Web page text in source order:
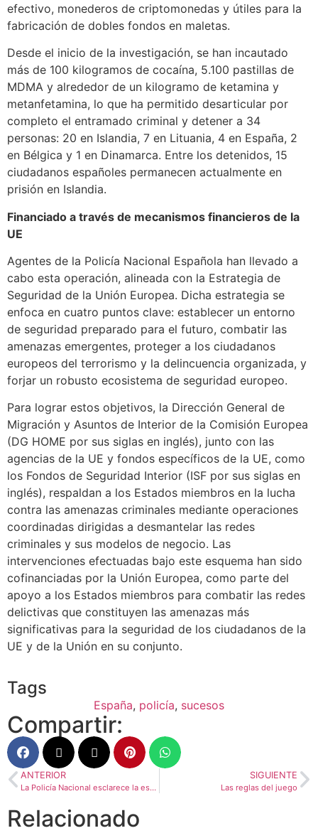
efectivo, monederos de criptomonedas y útiles para la
fabricación de dobles fondos en maletas.
Desde el inicio de la investigación, se han incautado
más de 100 kilogramos de cocaína, 5.100 pastillas de
MDMA y alrededor de un kilogramo de ketamina y
metanfetamina, lo que ha permitido desarticular por
completo el entramado criminal y detener a 34
personas: 20 en Islandia, 7 en Lituania, 4 en España, 2
en Bélgica y 1 en Dinamarca. Entre los detenidos, 15
ciudadanos españoles permanecen actualmente en
prisión en Islandia.
Financiado a través de mecanismos financieros de la
UE
Agentes de la Policía Nacional Española han llevado a
cabo esta operación, alineada con la Estrategia de
Seguridad de la Unión Europea. Dicha estrategia se
enfoca en cuatro puntos clave: establecer un entorno
de seguridad preparado para el futuro, combatir las
amenazas emergentes, proteger a los ciudadanos
europeos del terrorismo y la delincuencia organizada, y
forjar un robusto ecosistema de seguridad europeo.
Para lograr estos objetivos, la Dirección General de
Migración y Asuntos de Interior de la Comisión Europea
(DG HOME por sus siglas en inglés), junto con las
agencias de la UE y fondos específicos de la UE, como
los Fondos de Seguridad Interior (ISF por sus siglas en
inglés), respaldan a los Estados miembros en la lucha
contra las amenazas criminales mediante operaciones
coordinadas dirigidas a desmantelar las redes
criminales y sus modelos de negocio. Las
intervenciones efectuadas bajo este esquema han sido
cofinanciadas por la Unión Europea, como parte del
apoyo a los Estados miembros para combatir las redes
delictivas que constituyen las amenazas más
significativas para la seguridad de los ciudadanos de la
UE y de la Unión en su conjunto.
Tags
España, policía, sucesos
Compartir:
ANTERIOR
La Policía Nacional esclarece la estafa a 55 clientes de una agencia de viajes en Málaga
SIGUIENTE
Las reglas del juego
Relacionado